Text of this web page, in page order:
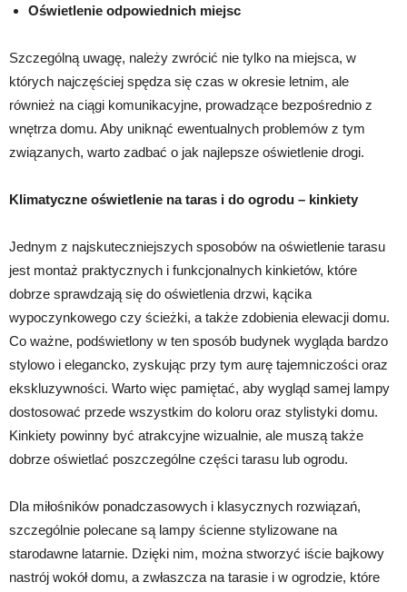
Oświetlenie odpowiednich miejsc
Szczególną uwagę, należy zwrócić nie tylko na miejsca, w
których najczęściej spędza się czas w okresie letnim, ale
również na ciągi komunikacyjne, prowadzące bezpośrednio z
wnętrza domu. Aby uniknąć ewentualnych problemów z tym
związanych, warto zadbać o jak najlepsze oświetlenie drogi.
Klimatyczne oświetlenie na taras i do ogrodu – kinkiety
Jednym z najskuteczniejszych sposobów na oświetlenie tarasu
jest montaż praktycznych i funkcjonalnych kinkietów, które
dobrze sprawdzają się do oświetlenia drzwi, kącika
wypoczynkowego czy ścieżki, a także zdobienia elewacji domu.
Co ważne, podświetlony w ten sposób budynek wygląda bardzo
stylowo i elegancko, zyskując przy tym aurę tajemniczości oraz
ekskluzywności. Warto więc pamiętać, aby wygląd samej lampy
dostosować przede wszystkim do koloru oraz stylistyki domu.
Kinkiety powinny być atrakcyjne wizualnie, ale muszą także
dobrze oświetlać poszczególne części tarasu lub ogrodu.
Dla miłośników ponadczasowych i klasycznych rozwiązań,
szczególnie polecane są lampy ścienne stylizowane na
starodawne latarnie. Dzięki nim, można stworzyć iście bajkowy
nastrój wokół domu, a zwłaszcza na tarasie i w ogrodzie, które